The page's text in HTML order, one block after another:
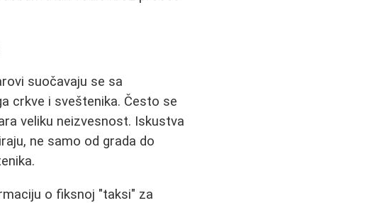
suočavaju se sa
crkve i sveštenika. Često se
veliku neizvesnost. Iskustva
ne samo od grada do
o fiksnoj "taksi" za